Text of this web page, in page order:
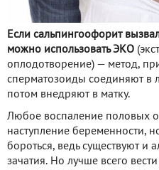
Если сальпингоофорит
можно использовать ЭКО
оплодотворение) — метод,
сперматозоиды соединяют в
потом внедряют в матку.
Любое воспаление половых
наступление беременности,
бороться, ведь существуют и
зачатия. Но лучше всего